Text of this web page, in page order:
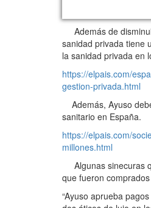
Además de
sanidad privada tiene
la sanidad privada en
https://elpais.com/
gestion-privada.html
Además, Ayuso
sanitario en España.
https://elpais.com/
millones.html
Algunas sinecuras
que fueron
“Ayuso aprueba